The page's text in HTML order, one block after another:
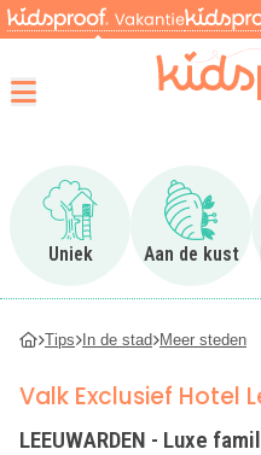
Uniek
Ga naar Uniek
Aan de kust
Ga naar
Tips In de stad Meer steden
Valk Exclusief Hotel
LEEUWARDEN - Luxe